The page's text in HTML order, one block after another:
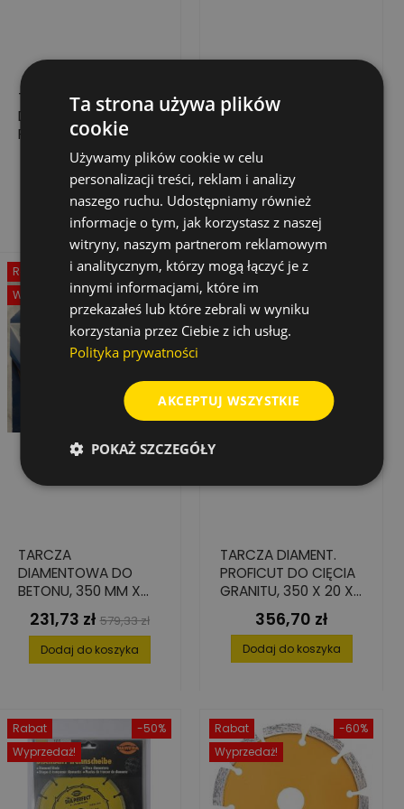
TARCZA
DIAMENTOWA
PROFICUT DO CIĘCIA
BETONU,
450X25,4X15 MM
Cena
312,42 zł
Dodaj do koszyka
TARCZA
DIAMENTOWA DO
22.2 MM, SEGMENTY:
40 MM X 2.6 MM X 10
MM
Cena
117,59 zł
Dodaj do koszyka
-60%
Rabat
Wyprzedaż!
TARCZA
DIAMENTOWA DO
BETONU, 350 MM X
25.4 MM, SEGMENTY:
40 MM X 2.8 MM X 10
Cena
231,73 zł Cena
podstawowa
579,33 zł
Dodaj do koszyka
TARCZA DIAMENT.
PROFICUT DO CIĘCIA
GRANITU, 350 X 20 X
15 MMCena
356,70 zł
Dodaj do koszyka
-50%
Rabat
Wyprzedaż!
-60%
Rabat
Wyprzedaż!
Ta strona używa plików
cookie
Używamy plików cookie w celu
personalizacji treści, reklam i analizy
naszego ruchu. Udostępniamy również
informacje o tym, jak korzystasz z naszej
witryny, naszym partnerom reklamowym
i analitycznym, którzy mogą łączyć je z
innymi informacjami, które im
przekazałeś lub które zebrali w wyniku
korzystania przez Ciebie z ich usług.
Polityka prywatności
AKCEPTUJ WSZYSTKIE
POKAŻ SZCZEGÓŁY